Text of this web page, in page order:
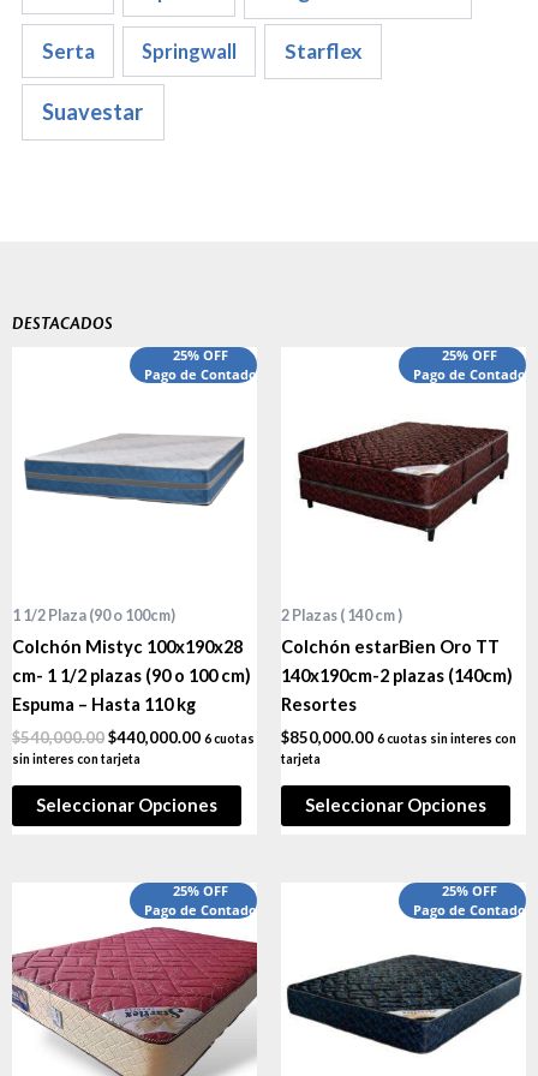
Serta Springwall Starflex
Suavestar
DESTACADOS
25% OFF
Pago de Contado
1 1/2 Plaza (90 o 100cm)
Colchón Mistyc 100x190x28
cm- 1 1/2 plazas (90 o 100 cm)
Espuma – Hasta 110 kg
$540,000.00
precio
$540,000.00.
$440,000.00
El
precio
$440,000.00.
6 cuotas
sin interes con tarjeta
Seleccionar Opciones
25% OFF
Pago de Contado
2 Plazas ( 140 cm )
Colchón estarBien Oro TT
140x190cm-2 plazas (140cm)
Resortes
$850,000.00 6 cuotas sin interes con
tarjeta
Seleccionar Opciones
25% OFF
Pago de Contado
25% OFF
Pago de Contado